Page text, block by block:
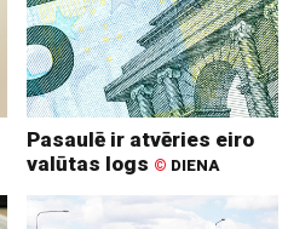
Pasaulē ir atvēries eiro
valūtas logs © DIENA